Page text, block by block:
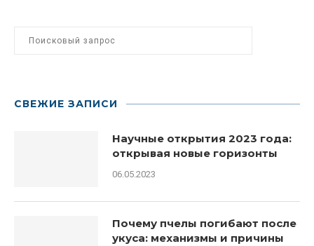
СВЕЖИЕ ЗАПИСИ
Научные открытия 2023 года:
открывая новые горизонты
06.05.2023
Почему пчелы погибают после
укуса: механизмы и причины